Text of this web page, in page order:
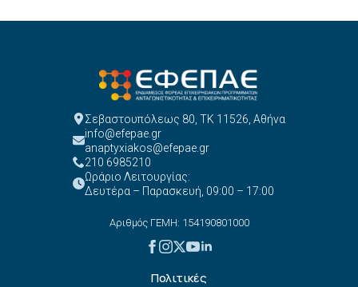
Σεβαστουπόλεως 80, ΤΚ 11526, Αθήνα
info@efepae.gr
anaptyxiakos@efepae.gr
210 6985210
Ωράριο Λειτουργίας:
Δευτέρα – Παρασκευή, 09:00 – 17:00
Αριθμός ΓΕΜΗ: 154190801000
Πολιτικές